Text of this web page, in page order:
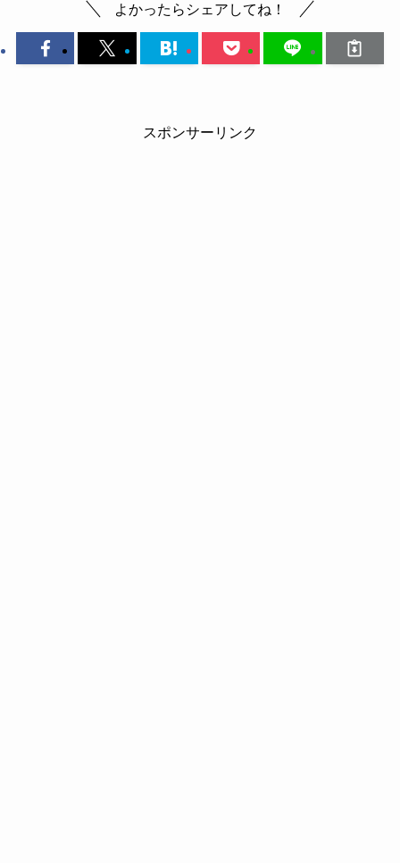
よかったらシェアしてね！
スポンサーリンク